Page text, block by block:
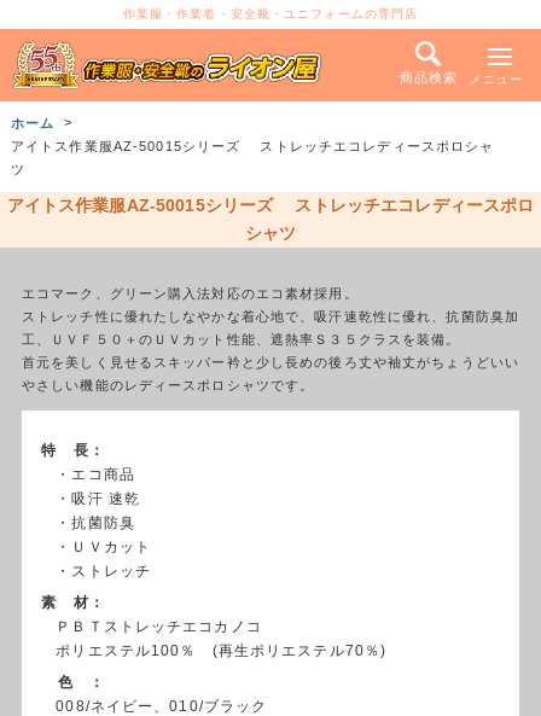
作業服・作業着・安全靴・ユニフォームの専門店
商品検索 メニュー
ホーム
アイトス作業服AZ-50015シリーズ ストレッチエコレディースポロシャ
ツ
アイトス作業服AZ-50015シリーズ ストレッチエコレディースポロ
シャツ
エコマーク、グリーン購入法対応のエコ素材採用。
ストレッチ性に優れたしなやかな着心地で、吸汗速乾性に優れ、抗菌防臭加
工、ＵＶＦ５０＋のＵＶカット性能、遮熱率Ｓ３５クラスを装備。
首元を美しく見せるスキッパー衿と少し長めの後ろ丈や袖丈がちょうどいい
やさしい機能のレディースポロシャツです。
特 長：
・エコ商品
・吸汗 速乾
・抗菌防臭
・ＵＶカット
・ストレッチ
素 材：
ＰＢＴストレッチエコカノコ
ポリエステル100％ (再生ポリエステル70％)
色 ：
008/ネイビー、010/ブラック